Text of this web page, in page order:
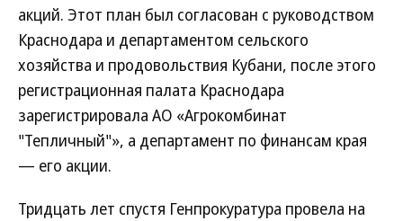
акций. Этот план был согласован с руководством
Краснодара и департаментом сельского
хозяйства и продовольствия Кубани, после этого
регистрационная палата Краснодара
зарегистрировала АО «Агрокомбинат
"Тепличный"», а департамент по финансам края
— его акции.
Тридцать лет спустя Генпрокуратура провела на